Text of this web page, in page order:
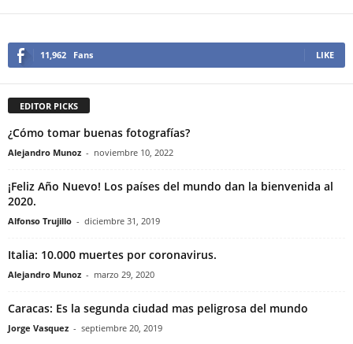
11,962 Fans LIKE
EDITOR PICKS
¿Cómo tomar buenas fotografías?
Alejandro Munoz - noviembre 10, 2022
¡Feliz Año Nuevo! Los países del mundo dan la bienvenida al
2020.
Alfonso Trujillo - diciembre 31, 2019
Italia: 10.000 muertes por coronavirus.
Alejandro Munoz - marzo 29, 2020
Caracas: Es la segunda ciudad mas peligrosa del mundo
Jorge Vasquez - septiembre 20, 2019